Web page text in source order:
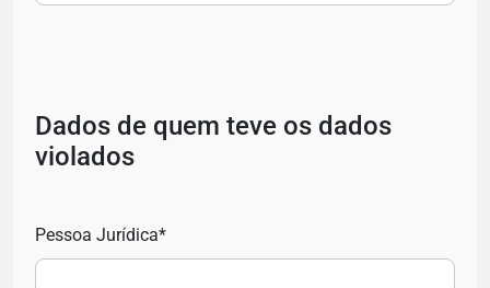
Dados de quem teve os dados
violados
Pessoa Jurídica*